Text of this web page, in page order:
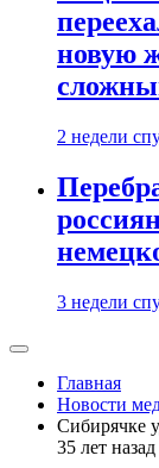
новую
2 недели
3 недели
Главная
Новости
Сибирячке
35 лет назад